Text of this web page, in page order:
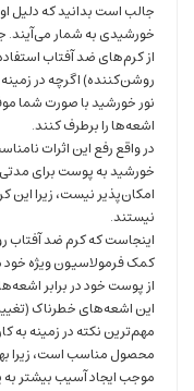
جالب است بدانید که دلیل
خورشیدی به شمار می‌آیند.
از کرم‌های ضد آفتاب
روشن‌کننده) اگرچه در
نور خورشید با صورت شما
اشعه‌ها را برطرف کنند.
در واقع رفع این اثرات
خورشید به پوست برای
امکان‌پذیر نیست، زیرا این
نیستند.
اینجاست که کرم ضد آفتاب
کمک فرمولاسیون ویژه
از پوست خود در برابر
این اشعه‌های خطرناک
مهم‌ترین نکته در زمینه به
محصول مناسب است، زیرا
موجب ایجاد آسیب بیشتر